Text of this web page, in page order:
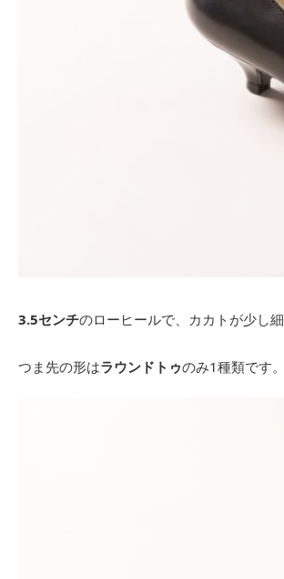
3.5センチのローヒールで、カカトが少し
つま先の形はラウンドトゥのみ1種類です。